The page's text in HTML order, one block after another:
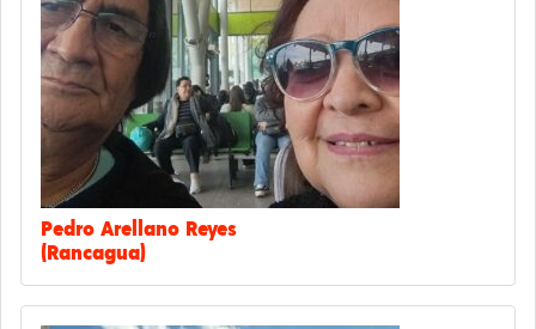
Pedro Arellano Reyes
(Rancagua)